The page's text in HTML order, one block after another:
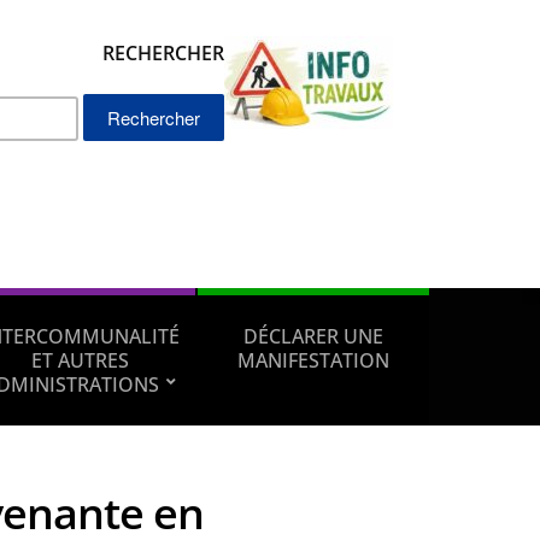
RECHERCHER
Rechercher :
ET AUTRES
DÉCLARER UNE
MANIFESTATION
en